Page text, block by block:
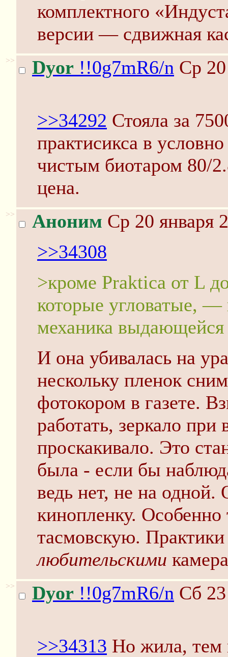
комплектного
версии — сдвижная
>> Dyor !!0g7mR6/n Ср
>>34292 Стояла за
практисикса в
чистым биотаром 80/
цена.
>> Аноним Ср 20 января
>>34308
>кроме Praktica от L
которые угловатые,
механика выдающейся
И она убивалась на
нескольку пленок
фотокором в газете.
работать, зеркало при
проскакивало. Это
была - если бы
ведь нет, не на
кинопленку.
тасмовскую.
любительскими
>> Dyor !!0g7mR6/n Сб
>>34313 Но жила, тем